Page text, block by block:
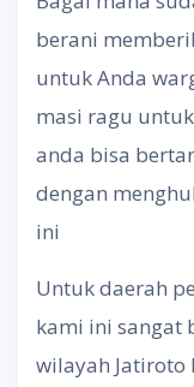
berani
untuk Anda
masi ragu
anda bisa
dengan
ini
Untuk daerah
kami ini sangat
wilayah Jatiroto